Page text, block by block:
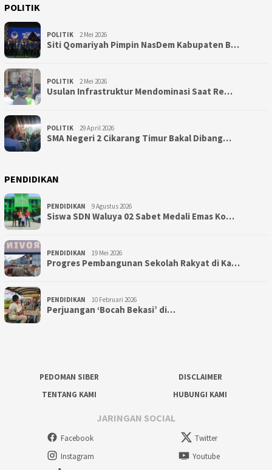
POLITIK
POLITIK 2 Mei 2026
Siti Qomariyah Pimpin NasDem Kabupaten B…
POLITIK 2 Mei 2026
Usulan Infrastruktur Mendominasi Saat Re…
POLITIK 29 April 2026
SMA Negeri 2 Cikarang Timur Bakal Dibang…
PENDIDIKAN
PENDIDIKAN 9 Agustus 2026
Siswa SDN Waluya 02 Sabet Medali Emas Ko…
PENDIDIKAN 19 Mei 2026
Progres Pembangunan Sekolah Rakyat di Ka…
PENDIDIKAN 10 Februari 2026
Perjuangan ‘Bocah Bekasi’ di…
PEDOMAN SIBER
DISCLAIMER
TENTANG KAMI
HUBUNGI KAMI
JARINGAN SOCIAL
Facebook
Twitter
Instagram
Youtube